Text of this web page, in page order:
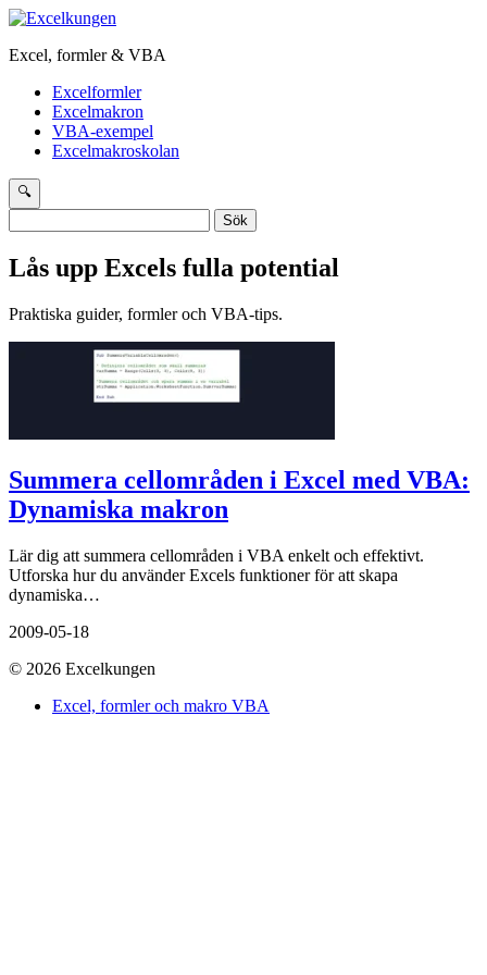
Excel, formler & VBA
Excelformler
Excelmakron
VBA-exempel
Excelmakroskolan
🔍
efter:
Lås upp Excels fulla potential
Praktiska guider, formler och VBA-tips.
Summera cellområden i Excel med VBA:
Dynamiska makron
Lär dig att summera cellområden i VBA enkelt och effektivt.
Utforska hur du använder Excels funktioner för att skapa
dynamiska…
2009-05-18
© 2026 Excelkungen
Excel, formler och makro VBA